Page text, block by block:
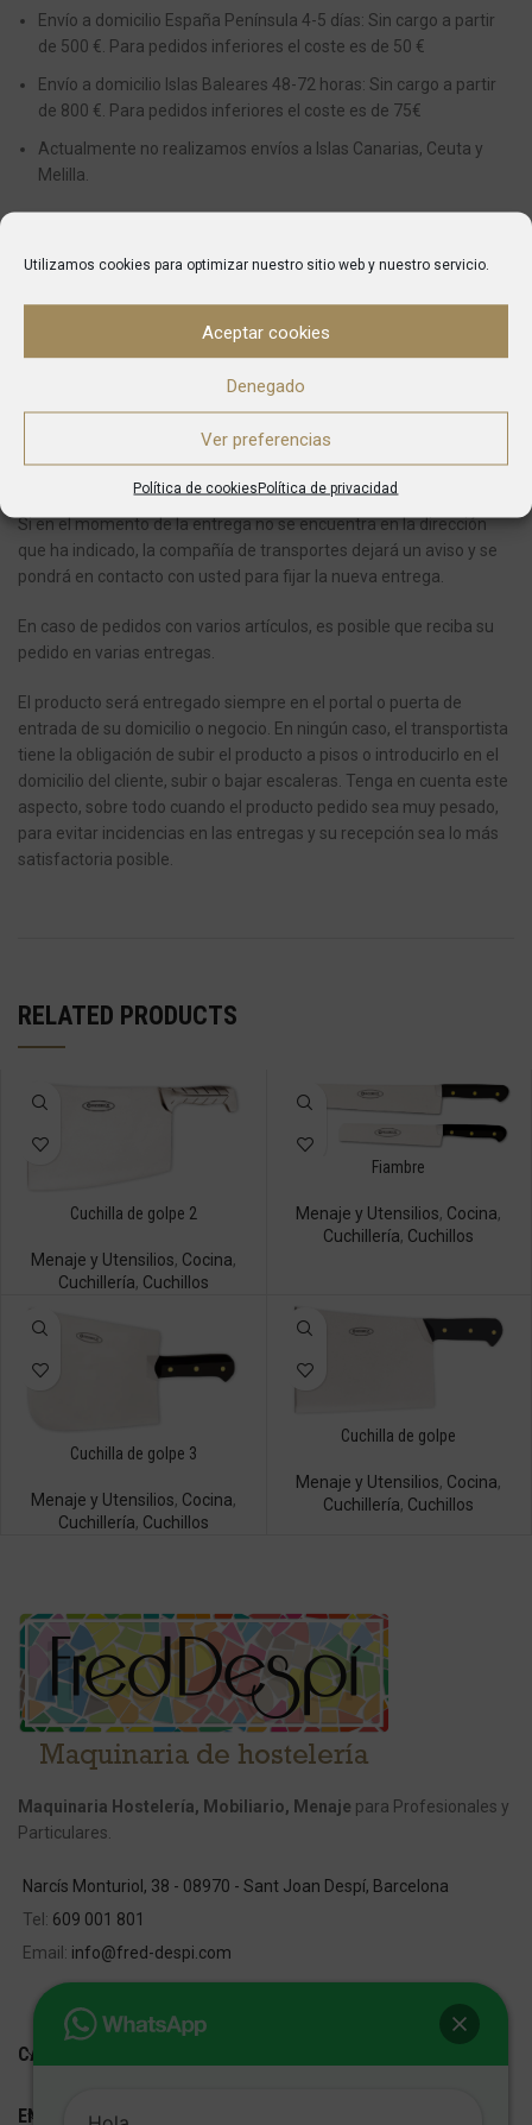
Utilizamos cookies para optimizar nuestro sitio web y nuestro servicio.
Aceptar cookies
Denegado
Ver preferencias
Política de cookiesPolítica de privacidad
Envío a domicilio España Península 4-5 días: Sin cargo a partir
de 500 €. Para pedidos inferiores el coste es de 50 €
Envío a domicilio Islas Baleares 48-72 horas: Sin cargo a partir
de 800 €. Para pedidos inferiores el coste es de 75€
Actualmente no realizamos envíos a Islas Canarias, Ceuta y
Melilla.
dentro de la Península y 10 o 14 a Baleares.
Una vez que el pedido haya sido enviado, automáticamente
número de seguimiento y la agencia de envío que se encargará de
Si en el momento de la entrega no se encuentra en la dirección
que ha indicado, la compañía de transportes dejará un aviso y se
pondrá en contacto con usted para fijar la nueva entrega.
En caso de pedidos con varios artículos, es posible que reciba su
pedido en varias entregas.
El producto será entregado siempre en el portal o puerta de
entrada de su domicilio o negocio. En ningún caso, el transportista
tiene la obligación de subir el producto a pisos o introducirlo en el
domicilio del cliente, subir o bajar escaleras. Tenga en cuenta este
aspecto, sobre todo cuando el producto pedido sea muy pesado,
para evitar incidencias en las entregas y su recepción sea lo más
satisfactoria posible.
RELATED PRODUCTS
Cuchilla de golpe 2
Menaje y Utensilios, Cocina,
Cuchillería, Cuchillos
Fiambre
Menaje y Utensilios, Cocina,
Cuchillería, Cuchillos
Cuchilla de golpe 3
Menaje y Utensilios, Cocina,
Cuchillería, Cuchillos
Cuchilla de golpe
Menaje y Utensilios, Cocina,
Cuchillería, Cuchillos
Maquinaria Hostelería, Mobiliario, Menaje para Profesionales y
Particulares.
Narcís Monturiol, 38 - 08970 - Sant Joan Despí, Barcelona
Tel: 609 001 801
Email: info@fred-despi.com
CATEGORIAS
ENLACES ÚTILES